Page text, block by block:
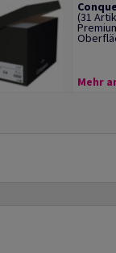
(31
Mehr